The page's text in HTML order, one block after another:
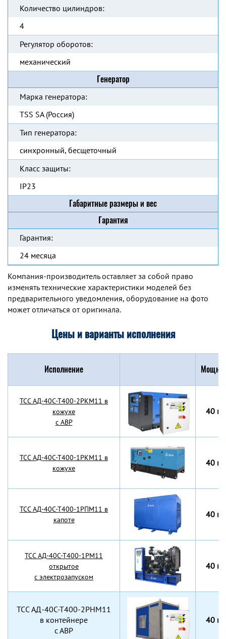
Количество цилиндров:
4
Регулятор оборотов:
механический
Генератор
Марка генератора:
TSS SA (Россия)
Тип генератора:
синхронный, бесщеточный
Класс защиты:
IP23
Габаритные размеры и вес
Гарантия
Гарантия:
24 месяца
Компания-производитель оставляет за собой право
изменять технические характеристики моделей без
предварительного уведомления, оборудование на фото
может отличаться от оригинала.
Цены и варианты исполнения
Исполнение
TCC АД-40С-Т400-2РКМ11 в
кожухе
с АВР
40
TCC АД-40С-Т400-1РКМ11 в
кожухе
40
TCC АД-40С-Т400-1РПМ11 в
капоте
40
TCC АД-40С-Т400-1РМ11
открытое
с электрозапуском
40
TCC АД-40С-Т400-2РНМ11
в контейнере
с АВР
40